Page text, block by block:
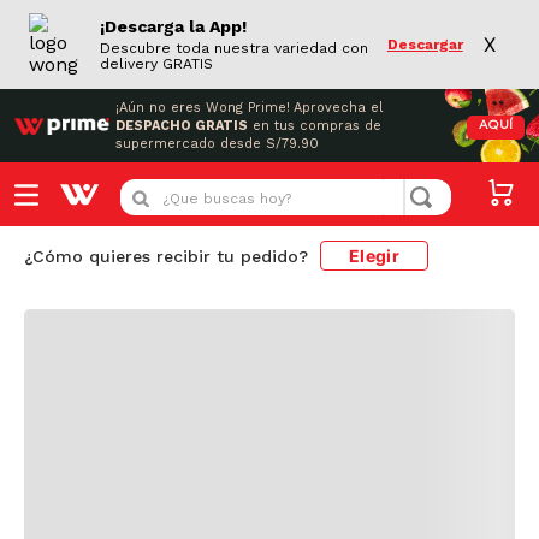
¡Descarga la App!
Descubre toda nuestra variedad con
delivery GRATIS
Descargar X
¡Aún no eres Wong Prime! Aprovecha el
DESPACHO GRATIS en tus compras de
supermercado desde S/79.90
AQUÍ
¿Que buscas hoy?
¿Cómo quieres recibir tu pedido? Elegir
Cargando comentarios...